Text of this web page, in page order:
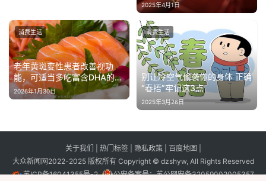
2025年4月1日
老年黄斑变性患者改善视功
能，可适当多吃富含DHA的食
物
2026年1月30日
消费生活
别让冷空气偷袭你的身体 正确
“春捂”牢记这3点
2025年3月26日
消费生活
关于我们 热门标签 隐私政策 百度地图
大众新闻网2022-2025 版权所有 Copyright © dzshyw, All Rights Reserved
苏ICP备16041355号-2
公安备案号：苏公网安备32059002005357